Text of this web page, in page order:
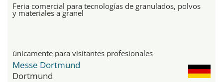
Feria comercial para tecnologías de granulados, polvos
y materiales a granel
únicamente para visitantes profesionales
Messe Dortmund
Dortmund